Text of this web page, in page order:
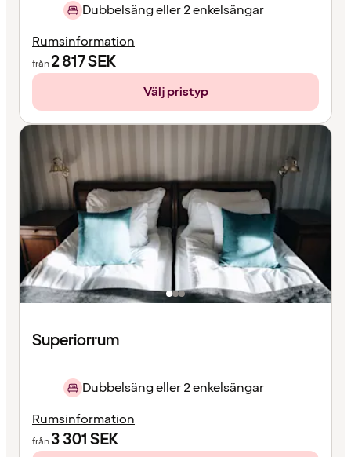
Dubbelsäng eller 2 enkelsängar
Rumsinformation
från2 817SEK
Välj pristyp
Superiorrum
Dubbelsäng eller 2 enkelsängar
Rumsinformation
från3 301SEK